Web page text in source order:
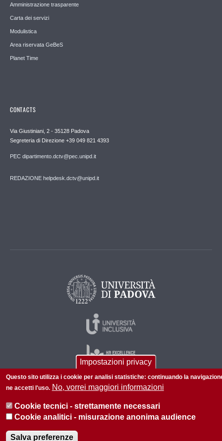
Amministrazione trasparente
Carta dei servizi
Modulistica
Area riservata GeBeS
Planet Time
CONTACTS
Via Giustiniani, 2 - 35128 Padova
Segreteria di Direzione +39 049 821 4393
PEC dipartimento.dctv@pec.unipd.it
REDAZIONE helpdesk.dctv@unipd.it
P.I. 00742430283 C.F. 80006480281
Impostazioni privacy
Questo sito utilizza i cookie per analisi statistiche: continuando la
ne accetti l'uso. No, vorrei maggiori informazioni
Cookie tecnici - strettamente necessari
Cookie analitici - misurazione anonima audience
Salva preferenze